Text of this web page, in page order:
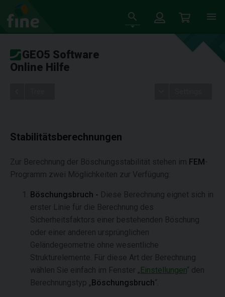
GEO5 Software
Online Hilfe
Stabilitätsberechnungen
Zur Berechnung der Böschungsstabilität stehen im FEM-
Programm zwei Möglichkeiten zur Verfügung:
Böschungsbruch - Diese Berechnung eignet sich in
erster Linie für die Berechnung des
Sicherheitsfaktors einer bestehenden Böschung
oder einer anderen ursprünglichen
Geländegeometrie ohne wesentliche
Strukturelemente. Für diese Art der Berechnung
wählen Sie einfach im Fenster „Einstellungen“ den
Berechnungstyp „Böschungsbruch“.